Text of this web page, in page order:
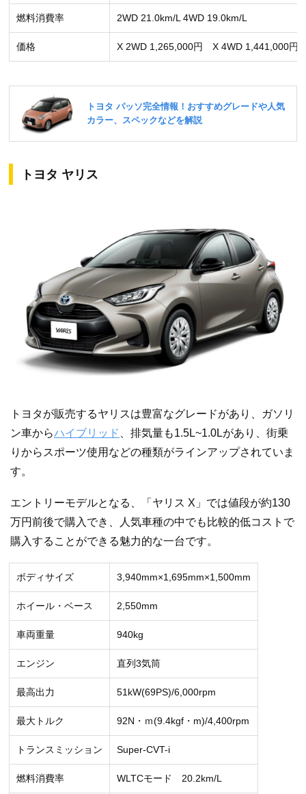
燃料消費率 2WD 21.0km/L 4WD 19.0km/L
価格 X 2WD 1,265,000円 X 4WD 1,441,000円
トヨタ ヤリス
トヨタが販売するヤリスは豊富なグレードがあり、ガソリ
ン車からハイブリッド
、排気量も1.5L~1.0Lがあり、街乗
りからスポーツ使用などの種類がラインアップされていま
す。
エントリーモデルとなる、「ヤリス X」では値段が約130
万円前後で購入でき、人気車種の中でも比較的低コストで
購入することができる魅力的な一台です。
ボディサイズ 3,940mm×1,695mm×1,500mm
ホイール・ベース 2,550mm
車両重量 940kg
エンジン 直列3気筒
最高出力 51kW(69PS)/6,000rpm
最大トルク 92N・ｍ(9.4kgf・m)/4,400rpm
トランスミッション Super-CVT-i
燃料消費率 WLTCモード 20.2km/L